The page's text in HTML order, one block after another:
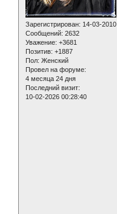
Зарегистрирован: 14-03-2010
Сообщений: 2632
Уважение: +3681
Позитив: +1887
Пол: Женский
Провел на форуме:
4 месяца 24 дня
Последний визит:
10-02-2026 00:28:40